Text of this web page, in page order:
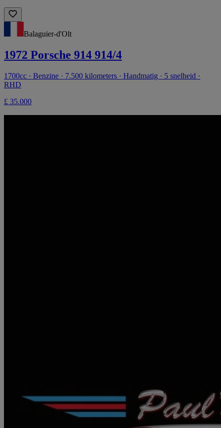
Balaguier-d'Olt
1972 Porsche 914 914/4
1700cc · Benzine · 7.500 kilometers · Handmatig · 5 snelheid ·
RHD
£ 35.000